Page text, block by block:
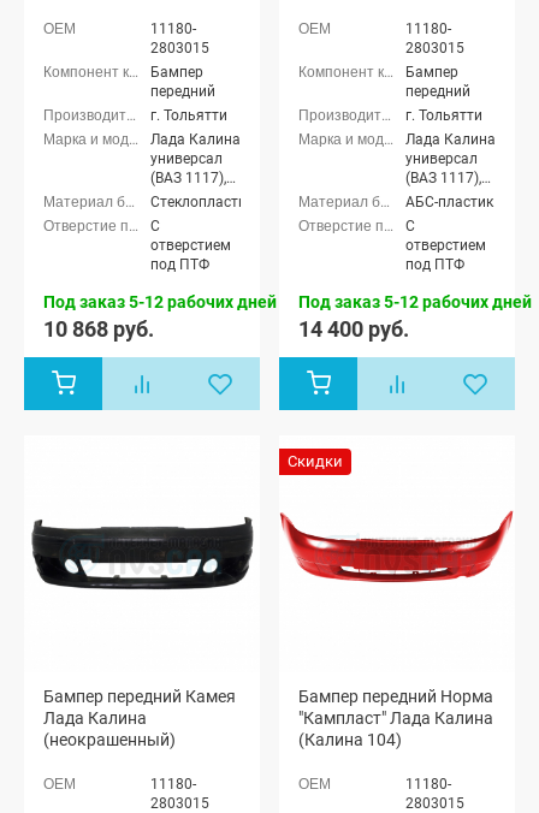
11180-
2803015
Бампер
передний
г. Тольятти
Лада Калина
универсал
(ВАЗ 1117),
Лада Калина
седан (ВАЗ
1118), Лада
Калина
хэтчбек (ВАЗ
1119)
Стеклопластик
С
отверстием
под ПТФ
Под заказ 5-12 рабочих дней
10 868 руб.
11180-
2803015
Бампер
передний
г. Тольятти
Лада Калина
универсал
(ВАЗ 1117),
Лада Калина
седан (ВАЗ
1118), Лада
Калина
хэтчбек (ВАЗ
1119)
АБС-пластик
С
отверстием
под ПТФ
Под заказ 5-12 рабочих дней
14 400 руб.
Бампер передний Камея
Лада Калина
(неокрашенный)
11180-
2803015
Скидки
Бампер передний Норма
"Кампласт" Лада Калина
(Калина 104)
11180-
2803015